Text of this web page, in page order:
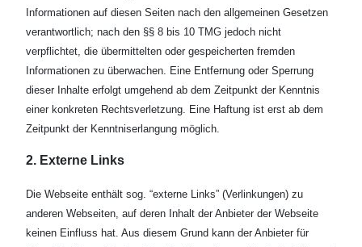
Informationen auf diesen Seiten nach den allgemeinen Gesetzen
verantwortlich; nach den §§ 8 bis 10 TMG jedoch nicht
verpflichtet, die übermittelten oder gespeicherten fremden
Informationen zu überwachen. Eine Entfernung oder Sperrung
dieser Inhalte erfolgt umgehend ab dem Zeitpunkt der Kenntnis
einer konkreten Rechtsverletzung. Eine Haftung ist erst ab dem
Zeitpunkt der Kenntniserlangung möglich.
2. Externe Links
Die Webseite enthält sog. “externe Links” (Verlinkungen) zu
anderen Webseiten, auf deren Inhalt der Anbieter der Webseite
keinen Einfluss hat. Aus diesem Grund kann der Anbieter für